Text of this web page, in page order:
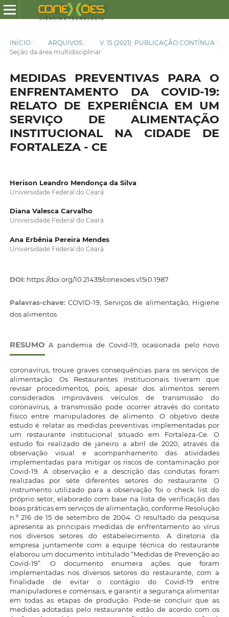
INÍCIO / ARQUIVOS / V. 15 (2021): PUBLICAÇÃO CONTÍNUA /
Seção da área multidisciplinar
MEDIDAS PREVENTIVAS PARA O
ENFRENTAMENTO DA COVID-19:
RELATO DE EXPERIÊNCIA EM UM
SERVIÇO DE ALIMENTAÇÃO
INSTITUCIONAL NA CIDADE DE
FORTALEZA - CE
Herison Leandro Mendonça da Silva
Universidade Federal do Ceará
Diana Valesca Carvalho
Universidade Federal do Ceará
Ana Erbênia Pereira Mendes
Universidade Federal do Ceará
DOI: https://doi.org/10.21439/conexoes.v15i0.1987
Palavras-chave:COVID-19, Serviços de alimentação, Higiene
dos alimentos
RESUMO A pandemia de Covid-19, ocasionada pelo novo
coronavírus, trouxe graves consequências para os serviços de
alimentação. Os Restaurantes Institucionais tiveram que
revisar procedimentos, pois, apesar dos alimentos serem
considerados improváveis veículos de transmissão do
coronavírus, a transmissão pode ocorrer através do contato
físico entre manipuladores de alimento. O objetivo deste
estudo é relatar as medidas preventivas implementadas por
um restaurante institucional situado em Fortaleza-Ce. O
estudo foi realizado de janeiro a abril de 2020, através da
observação visual e acompanhamento das atividades
implementadas para mitigar os riscos de contaminação por
Covid-19. A observação e a descrição das condutas foram
realizadas por sete diferentes setores do restaurante. O
instrumento utilizado para a observação foi o check list do
próprio setor, elaborado com base na lista de verificação das
boas práticas em serviços de alimentação, conforme Resolução
n.º 216 de 15 de setembro de 2004. O resultado da pesquisa
apresenta as principais medidas de enfrentamento ao vírus
nos diversos setores do estabelecimento. A diretoria da
empresa juntamente com a equipe técnica do restaurante
elaborou um documento intitulado “Medidas de Prevenção ao
Covid-19”. O documento enumera ações que foram
implementadas nos diversos setores do restaurante, com a
finalidade de evitar o contágio do Covid-19 entre
manipuladores e comensais, e garantir a segurança alimentar
em todas as etapas de produção. Pode-se concluir que as
medidas adotadas pelo restaurante estão de acordo com os